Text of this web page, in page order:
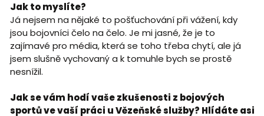
Jak to myslíte?
Já nejsem na nějaké to pošťuchování při vážení, kdy
jsou bojovníci čelo na čelo. Je mi jasné, že je to
zajímavé pro média, která se toho třeba chytí, ale já
jsem slušně vychovaný a k tomuhle bych se prostě
nesnížil.
Jak se vám hodí vaše zkušenosti z bojových
sportů ve vaší práci u Vězeňské služby? Hlídáte asi